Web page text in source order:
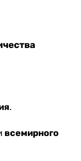
.
всемирного